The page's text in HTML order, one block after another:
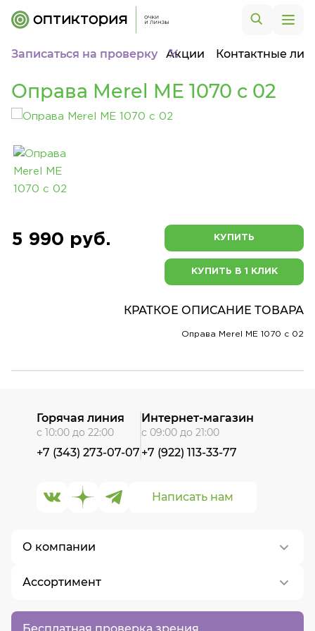
Записаться на проверку Акции Контактные
Оправа Merel ME 1070 c 02
5 990 руб. КУПИТЬ
КУПИТЬ В 1 КЛИК
КРАТКОЕ ОПИСАНИЕ ТОВАРА
Оправа Merel ME 1070 c 02
Бесплатная проверка зрения
О компании
О нас
Контакты
Ассортимент
Написать нам
Горячая линия
с 10:00 до 22:00
+7 (343) 273-07-07
Интернет-магазин
с 09:00 до 21:00
+7 (922) 113-33-77